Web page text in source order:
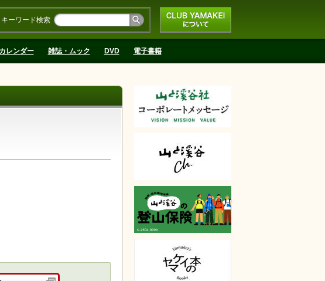
CLUB YAMAKEIにつ
いて
キーワード検索
カレンダー 雑誌・ムック DVD 電子書籍